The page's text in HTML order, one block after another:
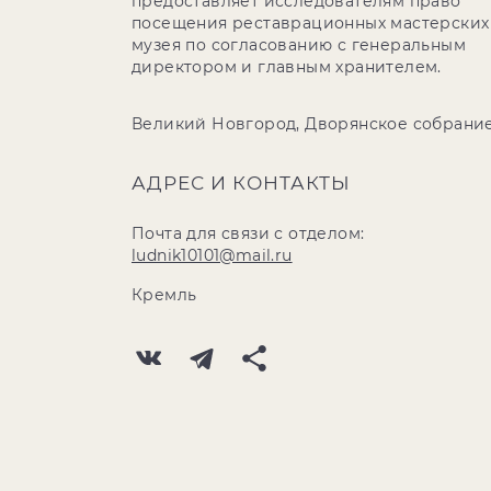
посещения реставрационных мастерских
музея по согласованию с генеральным
директором и главным хранителем.
Великий Новгород, Дворянское
АДРЕС И КОНТАКТЫ
Почта для связи с отделом:
ludnik10101@mail.ru
Кремль